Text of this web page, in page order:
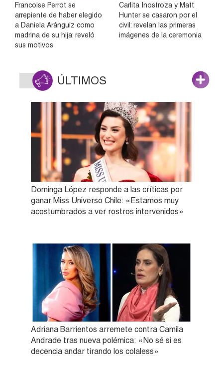
Francoise Perrot se
arrepiente de haber elegido
a Daniela Aránguiz como
madrina de su hija: reveló
sus motivos
Carlita Inostroza y Matt
Hunter se casaron por el
civil: revelan las primeras
imágenes de la ceremonia
ÚLTIMOS
Dominga López responde a las críticas por
ganar Miss Universo Chile: «Estamos muy
acostumbrados a ver rostros intervenidos»
Adriana Barrientos arremete contra Camila
Andrade tras nueva polémica: «No sé si es
decencia andar tirando los colaless»